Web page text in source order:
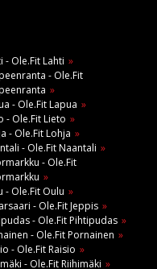
- Ole.Fit Lahti
- Ole.Fit
- Ole.Fit Lapua
- Ole.Fit Lieto
- Ole.Fit Lohja
- Ole.Fit Naantali
- Ole.Fit
- Ole.Fit Oulu
- Ole.Fit Jeppis
- Ole.Fit Pihtipudas
- Ole.Fit Pornainen
- Ole.Fit Raisio
- Ole.Fit Riihimäki